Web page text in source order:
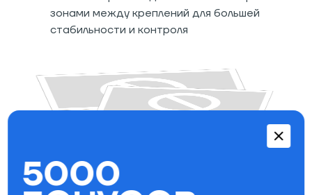
зонами между креплений для большей
стабильности и контроля
Геометрия Directional Twin: полностью
симметричная доска со смещенными к
5000